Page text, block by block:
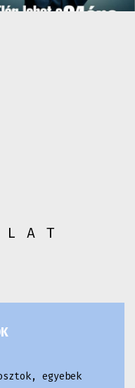
egyebek